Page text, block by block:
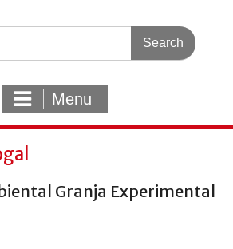
Menu
Granja Experimental